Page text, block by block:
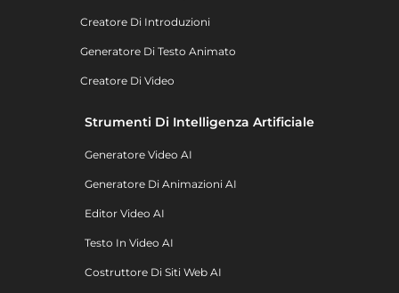
Creatore Di Introduzioni
Generatore Di Testo Animato
Creatore Di Video
Strumenti Di Intelligenza Artificiale
Generatore Video AI
Generatore Di Animazioni AI
Editor Video AI
Testo In Video AI
Costruttore Di Siti Web AI